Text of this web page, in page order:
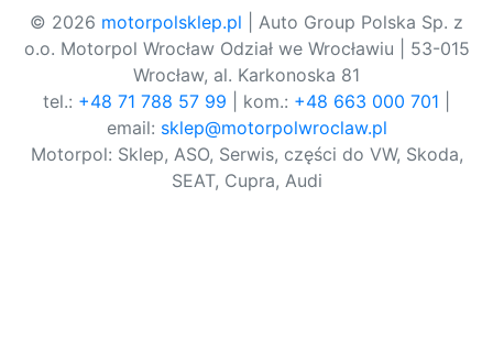
© 2026 motorpolsklep.pl | Auto Group Polska Sp. z
o.o. Motorpol Wrocław Odział we Wrocławiu | 53-015
Wrocław, al. Karkonoska 81
tel.: +48 71 788 57 99 | kom.: +48 663 000 701
email: sklep@motorpolwroclaw.pl
Motorpol: Sklep, ASO, Serwis, części do VW, Skoda,
SEAT, Cupra, Audi